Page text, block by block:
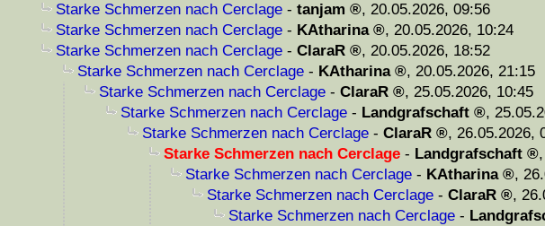
Starke Schmerzen nach Cerclage - tanjam , 20.05.2026, 09:56
Starke Schmerzen nach Cerclage - KAtharina , 20.05.2026, 10:24
Starke Schmerzen nach Cerclage - ClaraR , 20.05.2026, 18:52
Starke Schmerzen nach Cerclage - KAtharina , 20.05.2026, 21:15
Starke Schmerzen nach Cerclage - ClaraR , 25.05.2026, 10:45
Starke Schmerzen nach Cerclage - Landgrafschaft ,
Starke Schmerzen nach Cerclage - ClaraR , 26.05.2026,
Starke Schmerzen nach Cerclage - Landgrafschaft ,
Starke Schmerzen nach Cerclage - KAtharina ,
Starke Schmerzen nach Cerclage - ClaraR ,
Starke Schmerzen nach Cerclage -